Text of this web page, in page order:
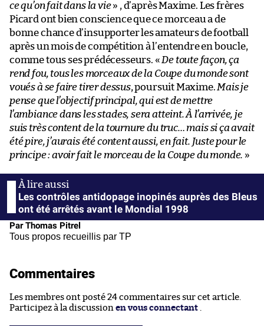
ce qu’on fait dans la vie» , d’après Maxime. Les frères
Picard ont bien conscience que ce morceau a de
bonne chance d’insupporter les amateurs de football
après un mois de compétition à l’entendre en boucle,
comme tous ses prédécesseurs. « De toute façon, ça
rend fou, tous les morceaux de la Coupe du monde sont
voués à se faire tirer dessus, poursuit Maxime. Mais je
pense que l’objectif principal, qui est de mettre
l’ambiance dans les stades, sera atteint. À l’arrivée, je
suis très content de la tournure du truc… mais si ça avait
été pire, j’aurais été content aussi, en fait. Juste pour le
principe : avoir fait le morceau de la Coupe du monde. »
Les contrôles antidopage inopinés auprès des Bleus
ont été arrêtés avant le Mondial 1998
Par Thomas Pitrel
Tous propos recueillis par TP
Commentaires
Les membres ont posté 24 commentaires sur cet article.
Participez à la discussion en vous connectant .